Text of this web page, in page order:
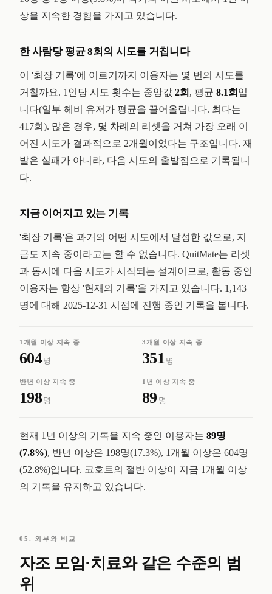
상을 지속한 경험을 가지고 있습니다.
한 사람당 평균 8회의 시도를 거칩니다
이 '최장 기록'에 이르기까지 이용자는 몇 번의 시도를
거칠까요. 1인당 시도 횟수는 중앙값 2회 , 평균 8.1회 입
니다(일부 헤비 유저가 평균을 끌어올립니다. 최다는
417회). 많은 경우, 몇 차례의 리셋을 거쳐 가장 오래 이
어진 시도가 결과적으로 2개월이었다는 구조입니다. 재
발은 실패가 아니라, 다음 시도의 출발점으로 기록됩니
다.
지금 이어지고 있는 기록
'최장 기록'은 과거의 어떤 시도에서 달성한 값으로, 지
금도 지속 중이라고는 할 수 없습니다. QuitMate는 리셋
과 동시에 다음 시도가 시작되는 설계이므로, 활동 중인
이용자는 항상 '현재의 기록'을 가지고 있습니다. 1,143
명에 대해 2025-12-31 시점에 진행 중인 기록을 봅니다.
1개월 이상 지속 중
604명
3개월 이상 지속 중
351 명
반년 이상 지속 중
198명
1년 이상 지속 중
89 명
현재 1년 이상의 기록을 지속 중인 이용자는 89명
(7.8%), 반년 이상은 198명(17.3%), 1개월 이상은 604명
(52.8%)입니다. 코호트의 절반 이상이 지금 1개월 이상
의 기록을 유지하고 있습니다.
05. 외부와 비교
자조 모임·치료와 같은 수준의 범
위